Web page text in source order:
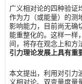
广义相对论的四种验证
作为力（或能量）的测
影响能力，目前尚无确
能重整化的。这样一样
间，将存在观念上和方
引力理论发展上具有重
本文提出，利用对引力
义相对论、双变量度量